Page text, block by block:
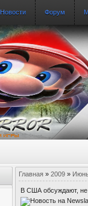
Новости Форум
Главная » 2009 »
В США обсуждают, не